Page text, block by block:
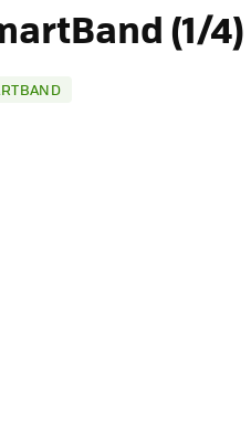
(1/4)